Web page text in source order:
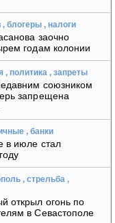
, блогеры , налоги
заочно
годам колонии
, политика , запреты
союзником
запрещена
, банки
в июле стал
, стрельба ,
открыл огонь по
в Севастополе